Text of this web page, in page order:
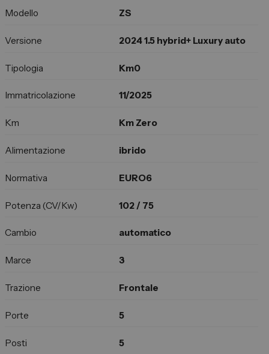
Modello ZS
Versione 2024 1.5 hybrid+ Luxury auto
Tipologia Km0
Immatricolazione 11/2025
Km Km Zero
Alimentazione ibrido
Normativa EURO6
Potenza (CV/Kw) 102 / 75
Cambio automatico
Marce 3
Trazione Frontale
Porte 5
Posti 5